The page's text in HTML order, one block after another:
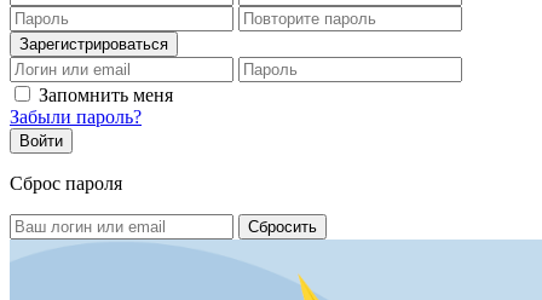
Запомнить меня
Забыли пароль?
Сброс пароля